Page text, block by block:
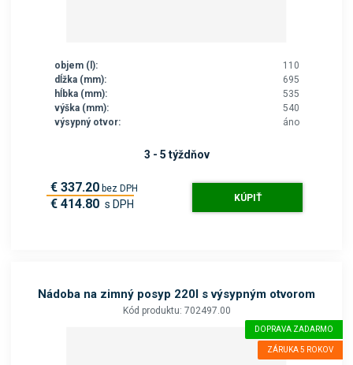
objem (l):
110
dĺžka (mm):
695
hĺbka (mm):
535
výška (mm):
540
výsypný otvor:
áno
3 - 5 týždňov
€ 337.20 bez DPH
€ 414.80 s DPH KÚPIŤ
Nádoba na zimný posyp 220l s výsypným otvorom
Kód produktu: 702497.00
DOPRAVA ZADARMO
ZÁRUKA 5 ROKOV